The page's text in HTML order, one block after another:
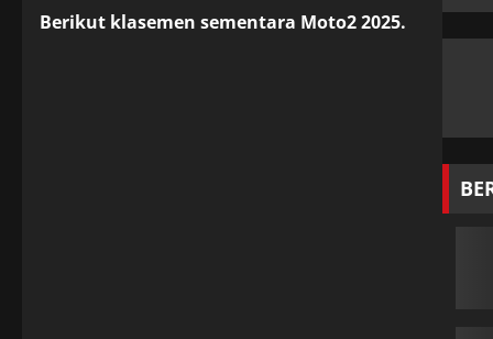
Berikut klasemen sementara Moto2 2025.